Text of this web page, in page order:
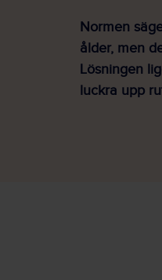
Normen
ålder, men
Lösningen
luckra upp